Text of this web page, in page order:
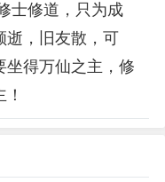
士修道，只为成
逝，旧友散，可
坐得万仙之主，修